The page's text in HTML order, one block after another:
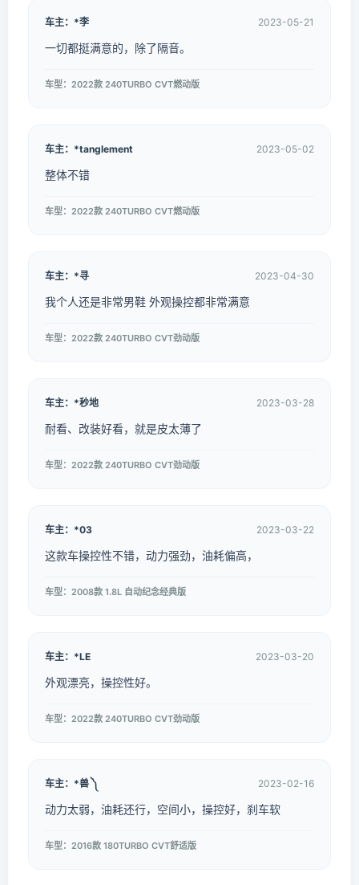
车主：*李 2023-05-21
一切都挺满意的，除了隔音。
车型：2022款 240TURBO CVT燃动版
车主：*tanglement 2023-05-02
整体不错
车型：2022款 240TURBO CVT燃动版
车主：*寻 2023-04-30
我个人还是非常男鞋 外观操控都非常满意
车型：2022款 240TURBO CVT劲动版
车主：*秒地 2023-03-28
耐看、改装好看，就是皮太薄了
车型：2022款 240TURBO CVT劲动版
车主：*03 2023-03-22
这款车操控性不错，动力强劲，油耗偏高，
车型：2008款 1.8L 自动纪念经典版
车主：*LE 2023-03-20
外观漂亮，操控性好。
车型：2022款 240TURBO CVT劲动版
车主：*兽 ༽ 2023-02-16
动力太弱，油耗还行，空间小，操控好，刹车软
车型：2016款 180TURBO CVT舒适版